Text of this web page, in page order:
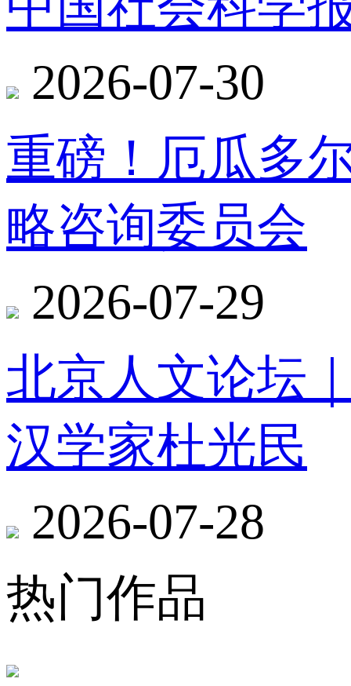
2026-07-30
重磅！厄瓜多
略咨询委员会
2026-07-29
北京人文论坛
汉学家杜光民
2026-07-28
热门作品